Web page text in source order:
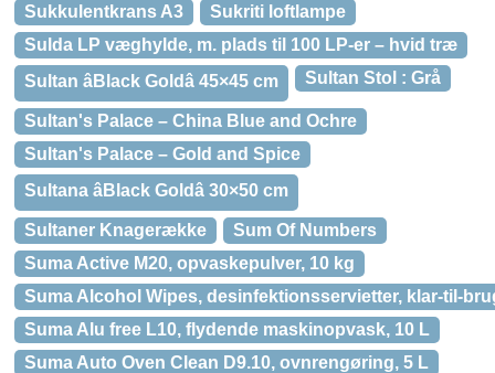
Sukkulentkrans A3
Sukriti loftlampe
Sulda LP væghylde, m. plads til 100 LP-er – hvid træ
Sultan âBlack Goldâ 45×45 cm
Sultan Stol : Grå
Sultan's Palace – China Blue and Ochre
Sultan's Palace – Gold and Spice
Sultana âBlack Goldâ 30×50 cm
Sultaner Knagerække
Sum Of Numbers
Suma Active M20, opvaskepulver, 10 kg
Suma Alcohol Wipes, desinfektionsservietter, klar-til-
Suma Alu free L10, flydende maskinopvask, 10 L
Suma Auto Oven Clean D9.10, ovnrengøring, 5 L